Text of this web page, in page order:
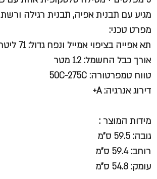
מגיע עם תבנית אפיה, תבנית רגילה ורשת
מפרט טכני:
תא אפייה בציפוי אמייל ונפח גדול: 71 ליטר
אורך כבל החשמל: 1.2 מטר
טווח טמפרטורה: 50C-275C
דירוג אנרגיה: A+
מידות המוצר :
גובה: 59.5 ס”מ
רוחב: 59.4 ס”מ
עומק: 54.8 ס”מ